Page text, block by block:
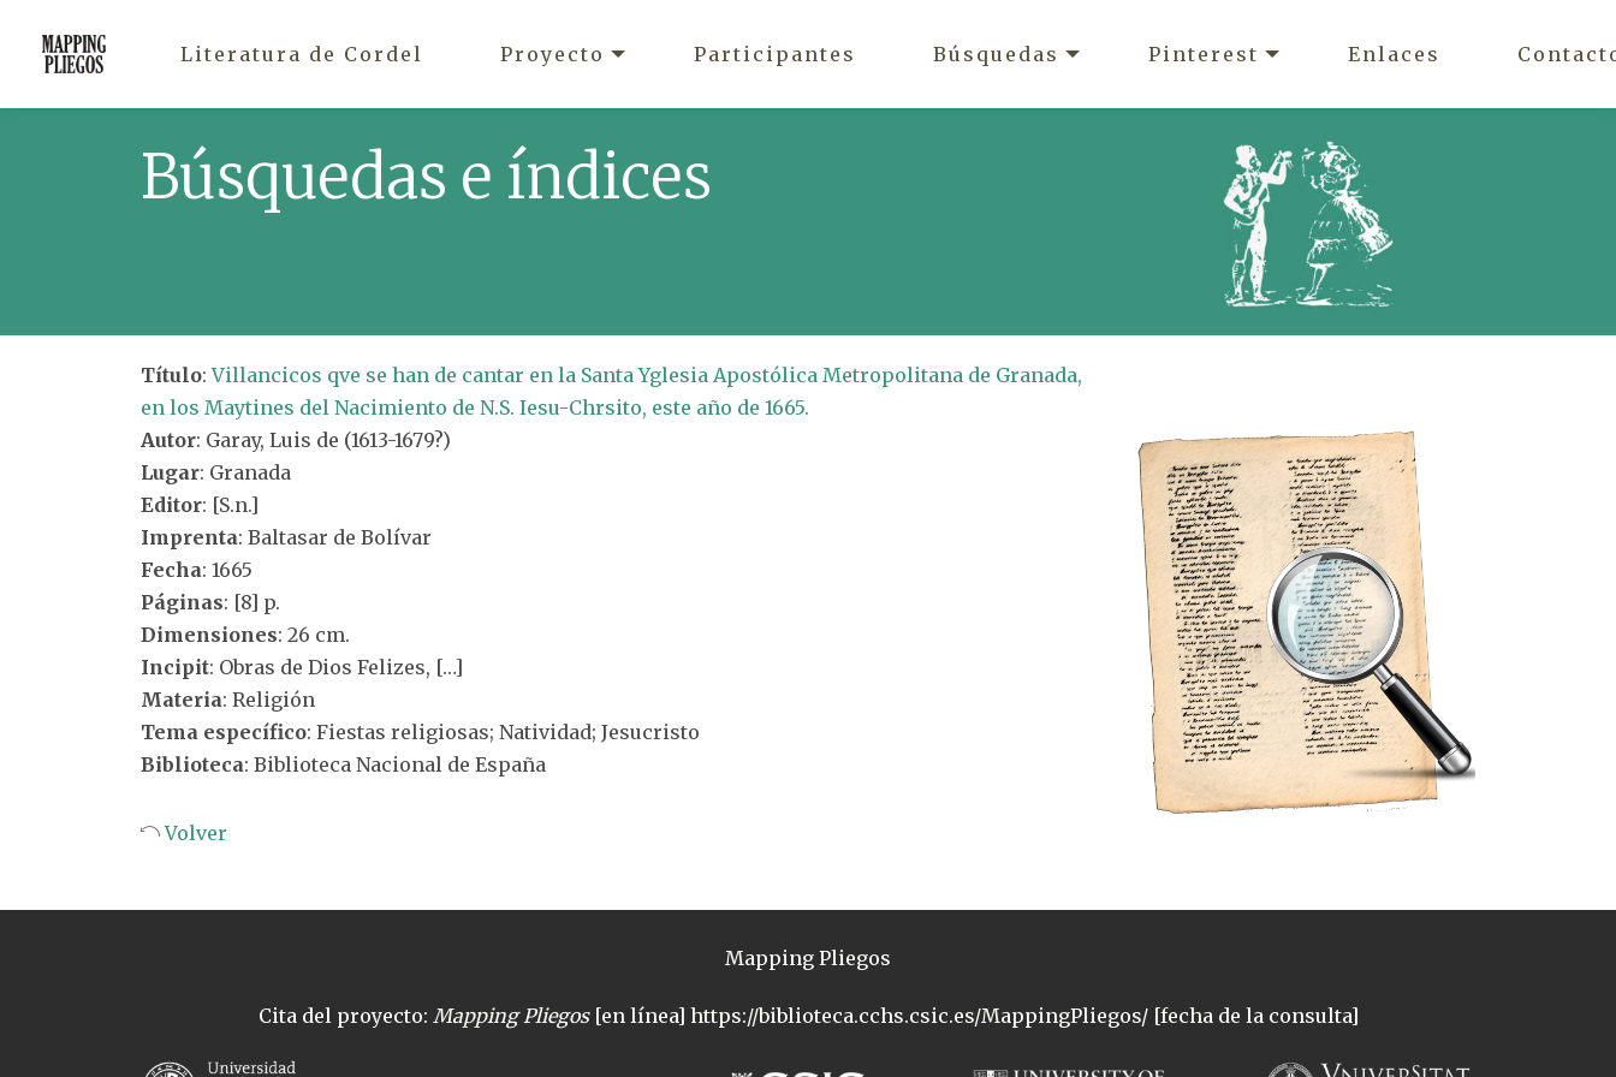
Literatura de Cordel Proyecto Participantes Búsquedas Pinterest Enlaces
Búsquedas e índices
Título:Villancicos qve se han de cantar en la Santa Yglesia Apostólica Metropolitana de Granada,
en los Maytines del Nacimiento de N.S. Iesu-Chrsito, este año de 1665.
Autor: Garay, Luis de (1613-1679?)
Lugar: Granada
Editor: [S.n.]
Imprenta: Baltasar de Bolívar
Fecha: 1665
Páginas: [8] p.
Dimensiones: 26 cm.
Incipit: Obras de Dios Felizes, […]
Materia: Religión
Tema específico: Fiestas religiosas; Natividad; Jesucristo
Biblioteca: Biblioteca Nacional de España
Volver
Mapping Pliegos
Cita del proyecto: Mapping Pliegos[en línea] https://biblioteca.cchs.csic.es/MappingPliegos/ [fecha de la consulta]